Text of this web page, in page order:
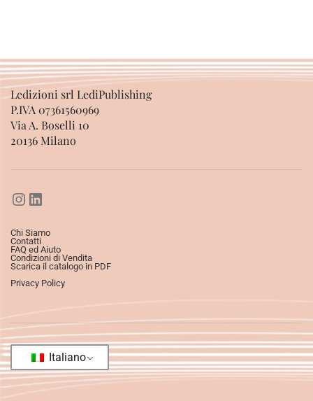
Ledizioni srl LediPublishing
P.IVA 07361560969
Via A. Boselli 10
20136 Milano
Chi Siamo
Contatti
FAQ ed Aiuto
Condizioni di Vendita
Scarica il catalogo in PDF
Privacy Policy
Italiano